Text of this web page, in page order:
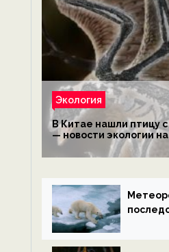
Экология
В Китае нашли птицу
— новости экологии